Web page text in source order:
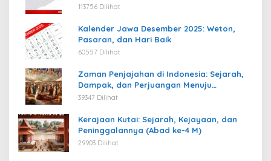
113756 Dilihat
Kalender Jawa Desember 2025: Weton,
Pasaran, dan Hari Baik
60557 Dilihat
Zaman Penjajahan di Indonesia: Sejarah,
Dampak, dan Perjuangan Menuju
Kemerdekaan
39347 Dilihat
Kerajaan Kutai: Sejarah, Kejayaan, dan
Peninggalannya (Abad ke-4 M)
29903 Dilihat